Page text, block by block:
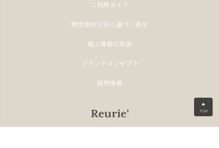
▲
TOP
ご利用ガイド
特定商取引法に基づく表示
個人情報の取扱
ブランドコンセプト
採用情報